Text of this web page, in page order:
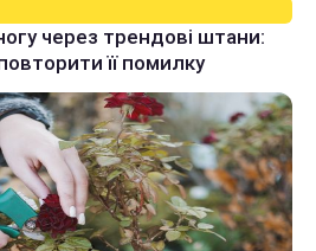
через трендові штани:
її помилку